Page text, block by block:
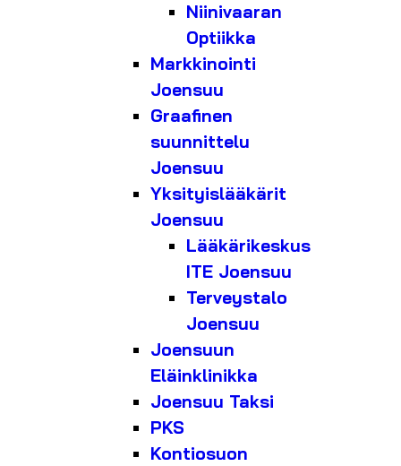
Niinivaaran
Optiikka
Markkinointi
Joensuu
Graafinen
suunnittelu
Joensuu
Yksityislääkärit
Joensuu
Lääkärikeskus
ITE Joensuu
Terveystalo
Joensuu
Joensuun
Eläinklinikka
Joensuu Taksi
PKS
Kontiosuon